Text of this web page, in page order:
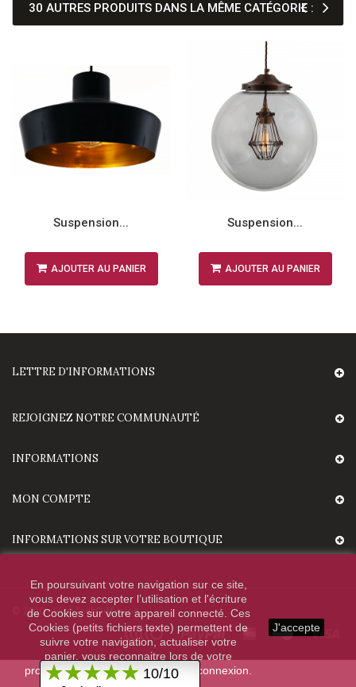
30 AUTRES PRODUITS DANS LA MÊME CATÉGORIE :
Suspension...
AJOUTER AU PANIER
Suspension...
AJOUTER AU PANIER
LETTRE D'INFORMATIONS
REJOIGNEZ NOTRE COMMUNAUTÉ
INFORMATIONS
MON COMPTE
INFORMATIONS SUR VOTRE BOUTIQUE
En poursuivant votre navigation sur ce site,
vous devez accepter l’utilisation et l'écriture
de Cookies sur votre appareil connecté. Ces
Cookies (petits fichiers texte) permettent de
suivre votre navigation, actualiser votre
panier, vous reconnaitre lors de votre
prochaine visite et sécuriser votre connexion.
J'accepte
© 2020 - HighTechDiffusion.